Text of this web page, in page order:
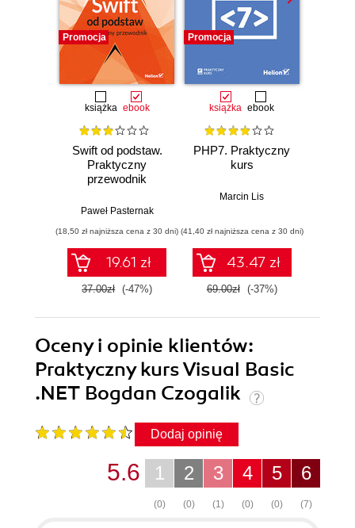
Promocja
książka ebook
Swift od podstaw.
Praktyczny
przewodnik
Paweł Pasternak
(18,50 zł najniższa cena z 30 dni)
19.61 zł
37.00zł (-47%)
Promocja
książka ebook
PHP7. Praktyczny
kurs
Marcin Lis
(41,40 zł najniższa cena z 30 dni)
43.47 zł
69.00zł (-37%)
Oceny i opinie klientów:
Praktyczny kurs Visual Basic
.NET Bogdan Czogalik
Dodaj opinię
6
(7)
5
(0)
4
(0)
3
(1)
2
(0)
1
(0)
5.6